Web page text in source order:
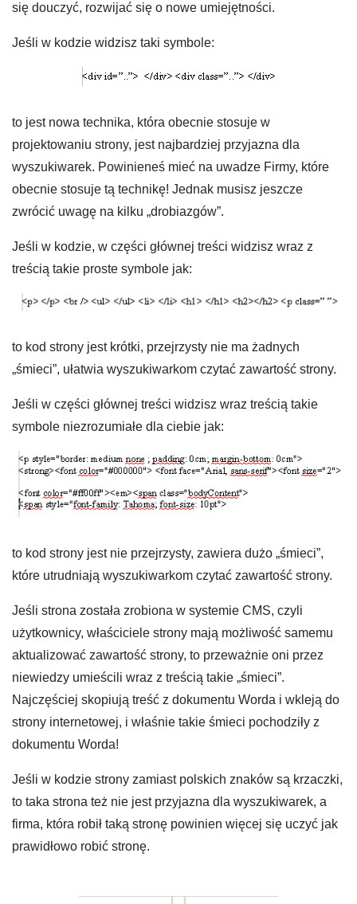
się douczyć, rozwijać się o nowe umiejętności.
Jeśli w kodzie widzisz taki symbole:
to jest nowa technika, która obecnie stosuje w
projektowaniu strony, jest najbardziej przyjazna dla
wyszukiwarek. Powinieneś mieć na uwadze Firmy, które
obecnie stosuje tą technikę! Jednak musisz jeszcze
zwrócić uwagę na kilku „drobiazgów”.
Jeśli w kodzie, w części głównej treści widzisz wraz z
treścią takie proste symbole jak:
to kod strony jest krótki, przejrzysty nie ma żadnych
„śmieci”, ułatwia wyszukiwarkom czytać zawartość strony.
Jeśli w części głównej treści widzisz wraz treścią takie
symbole niezrozumiałe dla ciebie jak:
to kod strony jest nie przejrzysty, zawiera dużo „śmieci”,
które utrudniają wyszukiwarkom czytać zawartość strony.
Jeśli strona została zrobiona w systemie CMS, czyli
użytkownicy, właściciele strony mają możliwość samemu
aktualizować zawartość strony, to przeważnie oni przez
niewiedzy umieścili wraz z treścią takie „śmieci”.
Najczęściej skopiują treść z dokumentu Worda i wkleją do
strony internetowej, i właśnie takie śmieci pochodziły z
dokumentu Worda!
Jeśli w kodzie strony zamiast polskich znaków są krzaczki,
to taka strona też nie jest przyjazna dla wyszukiwarek, a
firma, która robił taką stronę powinien więcej się uczyć jak
prawidłowo robić stronę.